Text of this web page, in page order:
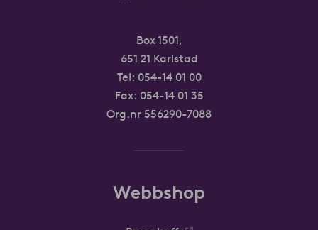
Box 1501,
651 21 Karlstad
Tel: 054-14 01 00
Fax: 054-14 01 35
Org.nr 556290-7088
Webbshop